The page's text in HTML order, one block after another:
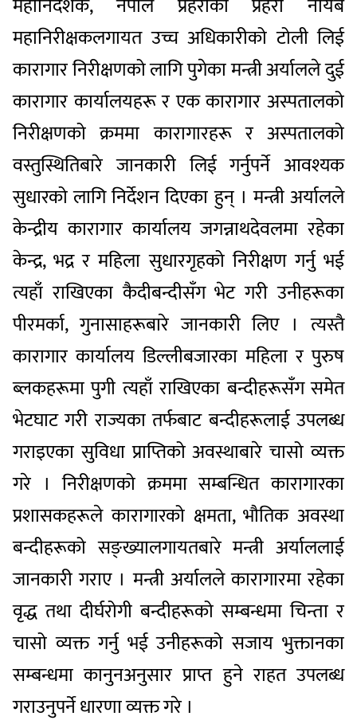
महानिरीक्षकलगायत उच्च अधिकारीको टोली लिई
कारागार निरीक्षणको लागि पुगेका मन्त्री अर्यालले दुई
कारागार कार्यालयहरू र एक कारागार अस्पतालको
निरीक्षणको क्रममा कारागारहरू र अस्पतालको
वस्तुस्थितिबारे जानकारी लिई गर्नुपर्ने आवश्यक
सुधारको लागि निर्देशन दिएका हुन् । मन्त्री अर्यालले
केन्द्रीय कारागार कार्यालय जगन्नाथदेवलमा रहेका
केन्द्र, भद्र र महिला सुधारगृहको निरीक्षण गर्नु भई
त्यहाँ राखिएका कैदीबन्दीसँग भेट गरी उनीहरूका
पीरमर्का, गुनासाहरूबारे जानकारी लिए । त्यस्तै
कारागार कार्यालय डिल्लीबजारका महिला र पुरुष
ब्लकहरूमा पुगी त्यहाँ राखिएका बन्दीहरूसँग समेत
भेटघाट गरी राज्यका तर्फबाट बन्दीहरूलाई उपलब्ध
गराइएका सुविधा प्राप्तिको अवस्थाबारे चासो व्यक्त
गरे । निरीक्षणको क्रममा सम्बन्धित कारागारका
प्रशासकहरूले कारागारको क्षमता, भौतिक अवस्था
बन्दीहरूको सङ्ख्यालगायतबारे मन्त्री अर्याललाई
जानकारी गराए । मन्त्री अर्यालले कारागारमा रहेका
वृद्ध तथा दीर्घरोगी बन्दीहरूको सम्बन्धमा चिन्ता र
चासो व्यक्त गर्नु भई उनीहरूको सजाय भुक्तानका
सम्बन्धमा कानुनअनुसार प्राप्त हुने राहत उपलब्ध
गराउनुपर्ने धारणा व्यक्त गरे ।